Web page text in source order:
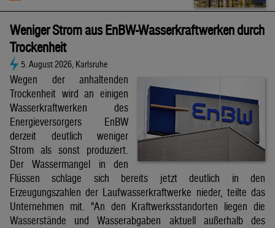
Weniger Strom aus EnBW-Wasserkraftwerken durch
Trockenheit
5. August 2026, Karlsruhe
Wegen der anhaltenden
Trockenheit wird an einigen
Wasserkraftwerken des
Energieversorgers EnBW
derzeit deutlich weniger
Strom als sonst produziert.
Der Wassermangel in den
Flüssen schlage sich bereits jetzt deutlich in den
Erzeugungszahlen der Laufwasserkraftwerke nieder, teilte das
Unternehmen mit. "An den Kraftwerksstandorten liegen die
Wasserstände und Wasserabgaben aktuell außerhalb des